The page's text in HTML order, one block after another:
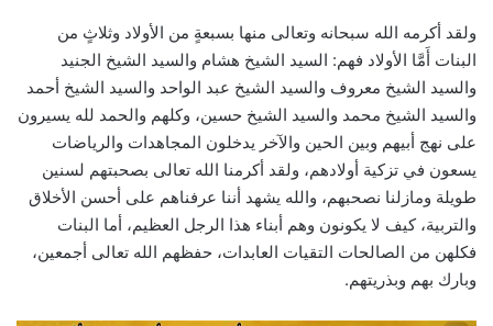
ولقد أكرمه الله سبحانه وتعالى منها بسبعةٍ من الأولاد وثلاثٍ من
البنات أَمَّا الأولاد فهم: السيد الشيخ هشام والسيد الشيخ الجنيد
والسيد الشيخ معروف والسيد الشيخ عبد الواحد والسيد الشيخ أحمد
والسيد الشيخ محمد والسيد الشيخ حسين، وكلهم والحمد لله يسيرون
على نهج أبيهم وبين الحين والآخر يدخلون المجاهدات والرياضات
يسعون في تزكية أولادهم، ولقد أكرمنا الله تعالى بصحبتهم لسنين
طويلة ومازلنا نصحبهم، والله يشهد أننا عرفناهم على أحسن الأخلاق
والتربية، كيف لا يكونون وهم أبناء هذا الرجل العظيم، أما البنات
فكلهن من الصالحات التقيات العابدات، حفظهم الله تعالى أجمعين،
وبارك بهم وبذريتهم.